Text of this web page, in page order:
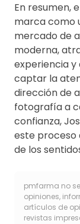
En resumen,
marca como
mercado de
moderna,
experiencia
captar la
dirección de
fotografía a
confianza,
este proceso
de los
pmfarma no
opiniones,
artículos de
revistas